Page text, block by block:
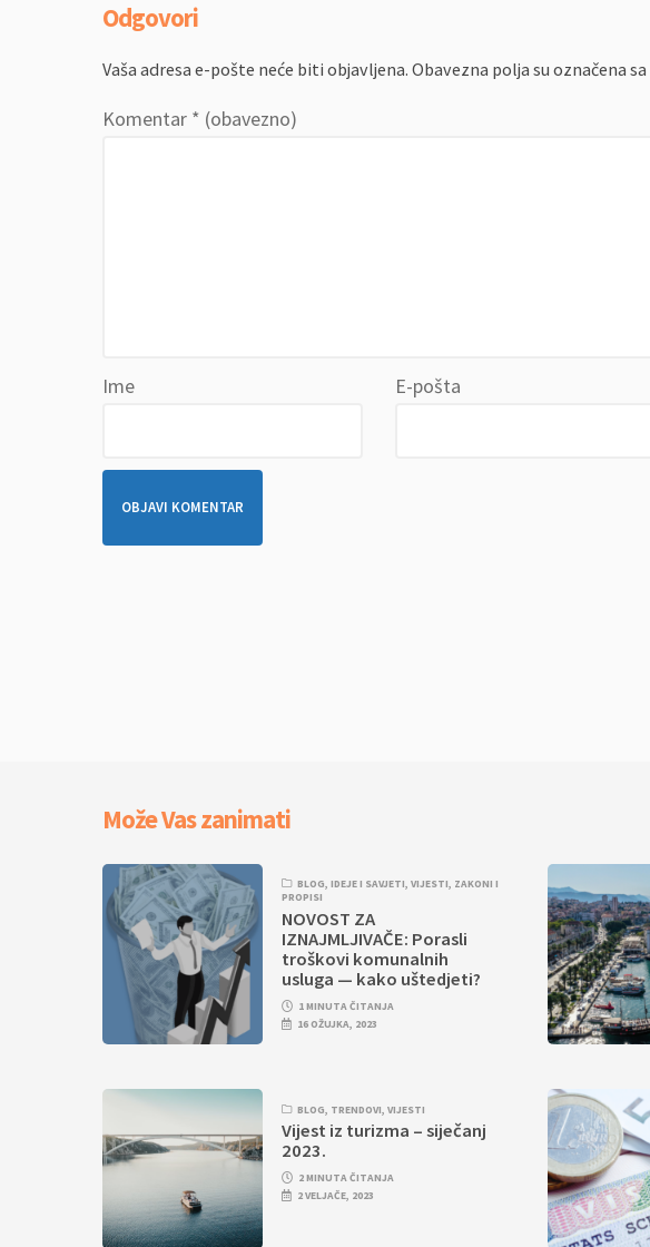
Odgovori
Vaša adresa e-pošte neće biti objavljena. Obavezna polja su označena sa
Komentar * (obavezno)
Ime E-pošta
Može Vas zanimati
BLOG,IDEJE I SAVJETI,VIJESTI, ZAKONI I
PROPISI
NOVOST ZA
IZNAJMLJIVAČE: Porasli
troškovi komunalnih
usluga — kako uštedjeti?
1 MINUTA ČITANJA
16 OŽUJKA, 2023
BLOG, TRENDOVI,VIJESTI
Vijest iz turizma – siječanj
2023.
2 MINUTA ČITANJA
2 VELJAČE, 2023